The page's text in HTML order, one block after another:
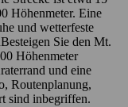
Höhenmeter. Eine
und wetterfeste
Sie den Mt.
Höhenmeter
und eine
Routenplanung,
sind inbegriffen.